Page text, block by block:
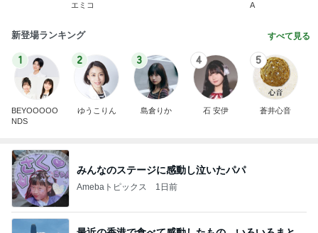
エミコ
A
新登場ランキング すべて見る
1
BEYOOOOO
NDS
2
ゆうこりん
3
島倉りか
4
石 安伊
5
蒼井心音
みんなのステージに感動し泣いたパパ
Amebaトピックス 1日前